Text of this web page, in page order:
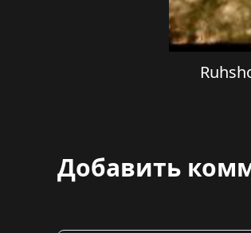
Добавить